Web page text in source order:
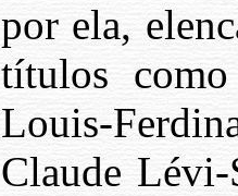
por ela,
títulos
Louis-
Claude